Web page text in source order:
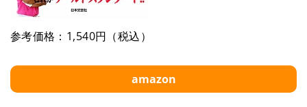
参考価格：1,540円（税込）
amazon